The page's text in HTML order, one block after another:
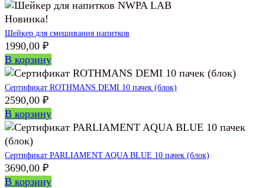
Новинка!
Шейкер для смешивания напитков
1990,00 ₽
В корзину
Сертификат ROTHMANS DEMI 10 пачек (блок)
2590,00 ₽
В корзину
Сертификат PARLIAMENT AQUA BLUE 10 пачек (блок)
3690,00 ₽
В корзину